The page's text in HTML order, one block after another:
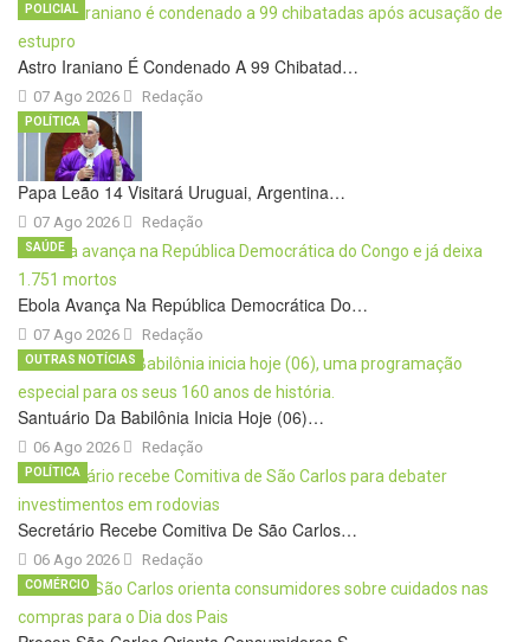
Astro Iraniano É Condenado A 99 Chibatad…
07 Ago 2026
POLICIAL
Redação
Papa Leão 14 Visitará Uruguai, Argentina…
07 Ago 2026
POLÍTICA
Redação
Ebola Avança Na República Democrática Do…
07 Ago 2026
SAÚDE
Redação
Santuário Da Babilônia Inicia Hoje (06)…
06 Ago 2026
OUTRAS NOTÍCIAS
Redação
Secretário Recebe Comitiva De São Carlos…
06 Ago 2026
POLÍTICA
Redação
COMÉRCIO